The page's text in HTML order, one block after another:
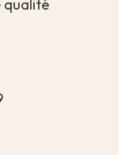
qualité